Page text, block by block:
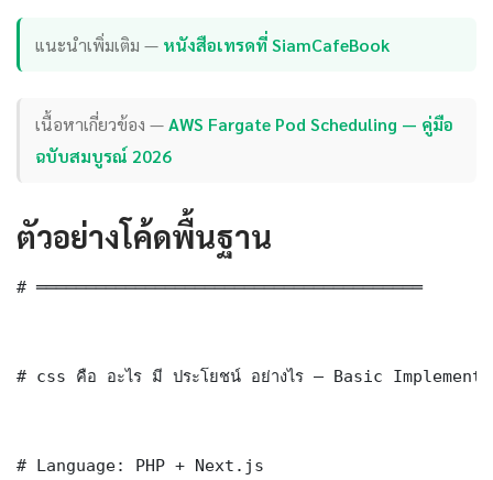
แนะนำเพิ่มเติม — หนังสือเทรดที่ SiamCafeBook
เนื้อหาเกี่ยวข้อง —AWS Fargate Pod Scheduling — คู่มือ
ฉบับสมบูรณ์ 2026
ตัวอย่างโค้ดพื้นฐาน
# ═══════════════════════════════════════
# css คือ อะไร มี ประโยชน์ อย่างไร — Basic
# Language: PHP + Next.js